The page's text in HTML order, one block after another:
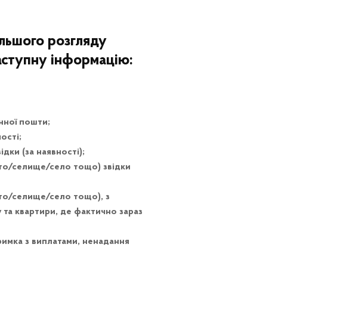
розгляду
інформацію:
пошти;
(за наявності);
селище/село тощо) звідки
селище/село тощо), з
квартири, де фактично зараз
з виплатами, ненадання